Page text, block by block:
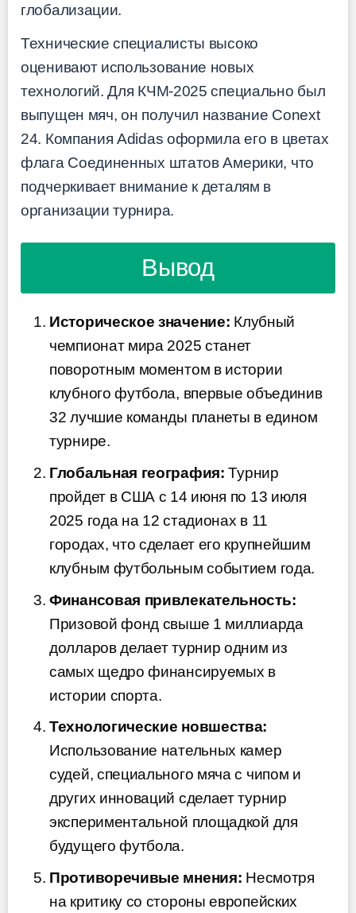
глобализации.
Технические специалисты высоко
оценивают использование новых
технологий. Для КЧМ-2025 специально был
выпущен мяч, он получил название Conext
24. Компания Adidas оформила его в цветах
флага Соединенных штатов Америки, что
подчеркивает внимание к деталям в
организации турнира.
Вывод
Историческое значение: Клубный
чемпионат мира 2025 станет
поворотным моментом в истории
клубного футбола, впервые объединив
32 лучшие команды планеты в едином
турнире.
Глобальная география: Турнир
пройдет в США с 14 июня по 13 июля
2025 года на 12 стадионах в 11
городах, что сделает его крупнейшим
клубным футбольным событием года.
Финансовая привлекательность:
Призовой фонд свыше 1 миллиарда
долларов делает турнир одним из
самых щедро финансируемых в
истории спорта.
Технологические новшества:
Использование нательных камер
судей, специального мяча с чипом и
других инноваций сделает турнир
экспериментальной площадкой для
будущего футбола.
Противоречивые мнения: Несмотря
на критику со стороны европейских